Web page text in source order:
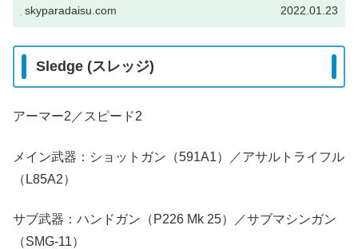
skyparadaisu.com 2022.01.23
Sledge (スレッジ)
アーマー2／スピード2
メイン武器：ショットガン（591A1）／アサルトライフル
（L85A2）
サブ武器：ハンドガン（P226 Mk 25）／サブマシンガン
（SMG-11）